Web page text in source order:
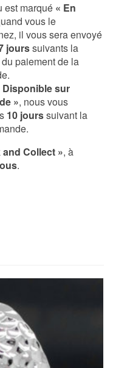
est marqué « En
vous le
il vous sera envoyé
jourssuivants la
paiement de la
Disponible sur
», nous vous
10 jourssuivant la
and Collect », à
.